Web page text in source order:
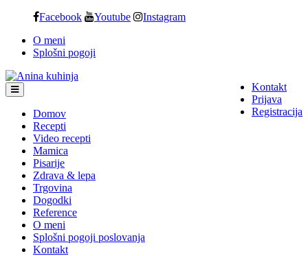
content
Facebook Youtube Instagram
O meni
Splošni pogoji
Kontakt
Prijava
Registracija
Domov
Recepti
Video recepti
Mamica
Pisarije
Zdrava & lepa
Trgovina
Dogodki
Reference
O meni
Splošni pogoji poslovanja
Kontakt